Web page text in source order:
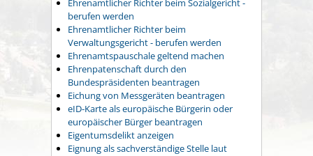
Ehrenamtlicher Richter beim Sozialgericht -
berufen werden
Ehrenamtlicher Richter beim
Verwaltungsgericht - berufen werden
Ehrenamtspauschale geltend machen
Ehrenpatenschaft durch den
Bundespräsidenten beantragen
Eichung von Messgeräten beantragen
eID-Karte als europäische Bürgerin oder
europäischer Bürger beantragen
Eigentumsdelikt anzeigen
Eignung als sachverständige Stelle laut